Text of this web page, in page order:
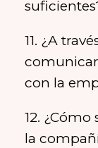
11. ¿A
con la
12.
la